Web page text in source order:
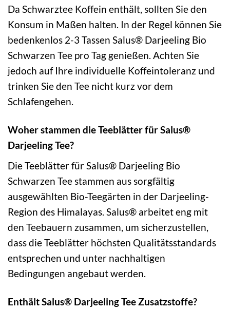
Da Schwarztee Koffein enthält, sollten Sie den
Konsum in Maßen halten. In der Regel können Sie
bedenkenlos 2-3 Tassen Salus® Darjeeling Bio
Schwarzen Tee pro Tag genießen. Achten Sie
jedoch auf Ihre individuelle Koffeintoleranz und
trinken Sie den Tee nicht kurz vor dem
Schlafengehen.
Woher stammen die Teeblätter für Salus®
Darjeeling Tee?
Die Teeblätter für Salus® Darjeeling Bio
Schwarzen Tee stammen aus sorgfältig
ausgewählten Bio-Teegärten in der Darjeeling-
Region des Himalayas. Salus® arbeitet eng mit
den Teebauern zusammen, um sicherzustellen,
dass die Teeblätter höchsten Qualitätsstandards
entsprechen und unter nachhaltigen
Bedingungen angebaut werden.
Enthält Salus® Darjeeling Tee Zusatzstoffe?